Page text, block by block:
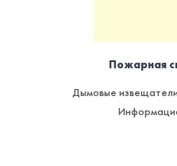
Пожарная
Дымовые извещатели